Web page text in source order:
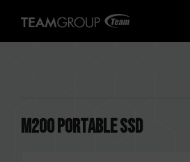
M200 Portable SSD